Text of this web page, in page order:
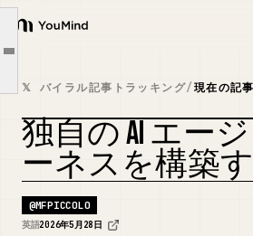
YouMind
概要
ユースケース
スキル
Article outline
ループの実際の実行方法
ハーネスはスライダーであり、分岐点ではない
これが実際に意味すること
𝕏 バイラル記事トラッキング/現在の記事
独自の AI エー
ーネスを構築
@MFPICCOLO
英語2026年5月28日